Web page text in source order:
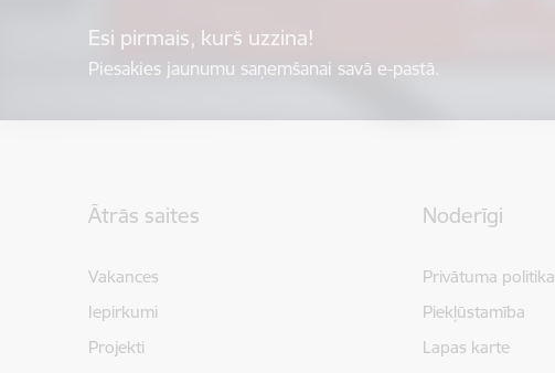
Esi pirmais, kurš uzzina!
Piesakies jaunumu saņemšanai savā e-pastā.
Ātrās saites
Vakances
Iepirkumi
Projekti
Noderīgi
Privātuma politika
Piekļūstamība
Lapas karte